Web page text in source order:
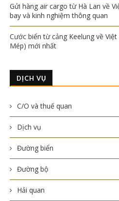
Gửi hàng air cargo từ Hà Lan về
bay và kinh nghiệm thông quan
Cước biển từ cảng Keelung về
Mép) mới nhất
DỊCH VỤ
C/O và thuế quan
Dịch vụ
Đường biển
Đường bộ
Hải quan